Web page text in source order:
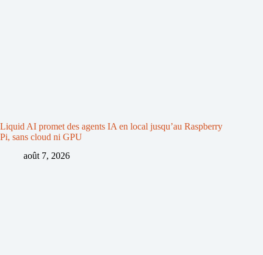
Liquid AI promet des agents IA en local jusqu’au Raspberry
Pi, sans cloud ni GPU
août 7, 2026